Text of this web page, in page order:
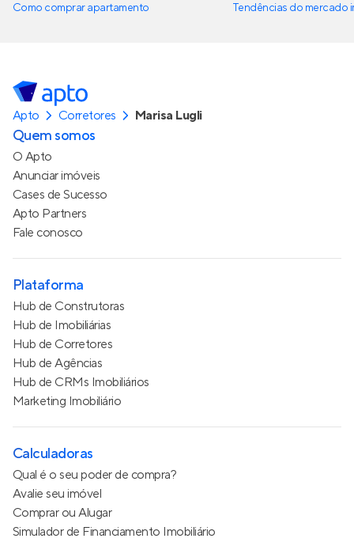
Como comprar apartamento
Tendências do mercado
Apto Corretores Marisa Lugli
Quem somos
O Apto
Anunciar imóveis
Cases de Sucesso
Apto Partners
Fale conosco
Plataforma
Hub de Construtoras
Hub de Imobiliárias
Hub de Corretores
Hub de Agências
Hub de CRMs Imobiliários
Marketing Imobiliário
Calculadoras
Qual é o seu poder de compra?
Avalie seu imóvel
Comprar ou Alugar
Simulador de Financiamento Imobiliário